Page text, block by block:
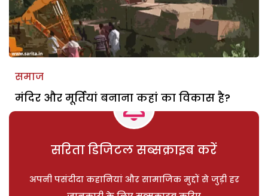
समाज
मंदिर और मूर्तियां बनाना कहां का विकास है?
सरिता डिजिटल सब्सक्राइब करें
अपनी पसंदीदा कहानियां और सामाजिक मुद्दों से जुड़ी हर